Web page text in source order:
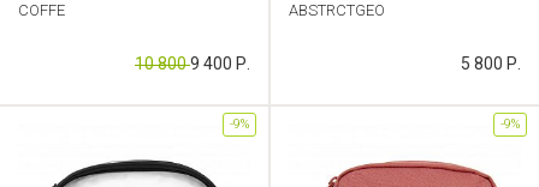
COFFE
Артикул: CB000053049
10 8009 400 Р.
ABSTRCTGEO
5 800 Р.
-9% -9%